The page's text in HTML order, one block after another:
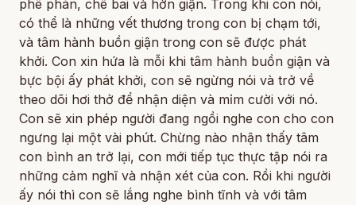
phê phán, chê bai và hờn giận. Trong khi con nói,
có thể là những vết thương trong con bị chạm tới,
và tâm hành buồn giận trong con sẽ được phát
khởi. Con xin hứa là mỗi khi tâm hành buồn giận và
bực bội ấy phát khởi, con sẽ ngừng nói và trở về
theo dõi hơi thở để nhận diện và mỉm cười với nó.
Con sẽ xin phép người đang ngồi nghe con cho con
ngưng lại một vài phút. Chừng nào nhận thấy tâm
con bình an trở lại, con mới tiếp tục thực tập nói ra
những cảm nghĩ và nhận xét của con. Rồi khi người
ấy nói thì con sẽ lắng nghe bình tĩnh và với tâm